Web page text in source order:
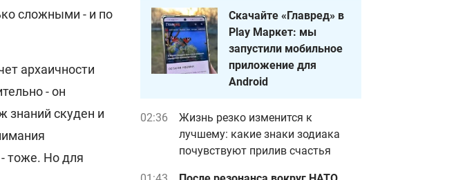
сложными - и по
архаичности
- он
знаний скуден и
тоже. Но для
Скачайте «Главред» в
Play Маркет: мы
запустили мобильное
приложение для
Android
02:36
Жизнь резко изменится к
лучшему: какие знаки зодиака
почувствуют прилив счастья